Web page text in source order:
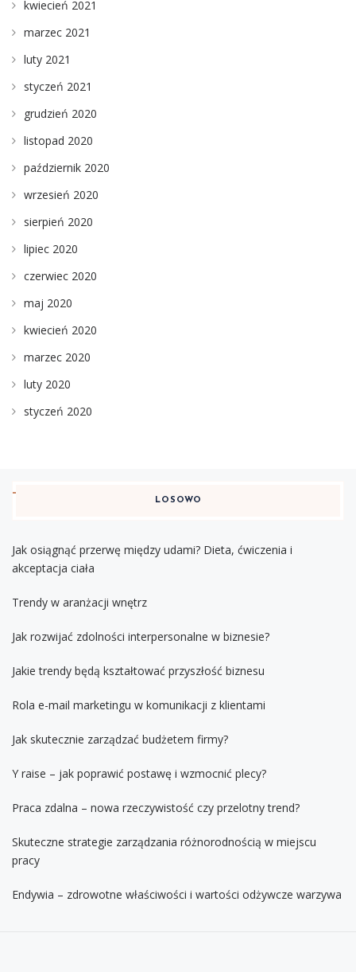
kwiecień 2021
marzec 2021
luty 2021
styczeń 2021
grudzień 2020
listopad 2020
październik 2020
wrzesień 2020
sierpień 2020
lipiec 2020
czerwiec 2020
maj 2020
kwiecień 2020
marzec 2020
luty 2020
styczeń 2020
LOSOWO
Jak osiągnąć przerwę między udami? Dieta, ćwiczenia i
akceptacja ciała
Trendy w aranżacji wnętrz
Jak rozwijać zdolności interpersonalne w biznesie?
Jakie trendy będą kształtować przyszłość biznesu
Rola e-mail marketingu w komunikacji z klientami
Jak skutecznie zarządzać budżetem firmy?
Y raise – jak poprawić postawę i wzmocnić plecy?
Praca zdalna – nowa rzeczywistość czy przelotny trend?
Skuteczne strategie zarządzania różnorodnością w miejscu
pracy
Endywia – zdrowotne właściwości i wartości odżywcze warzywa